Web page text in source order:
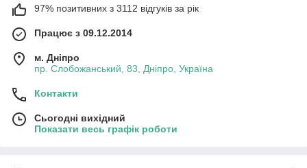
97% позитивних з 3112 відгуків за рік
Працює з 09.12.2014
м. Дніпро
пр. Слобожанський, 83, Дніпро, Україна
Контакти
Сьогодні вихідний
Показати весь графік роботи